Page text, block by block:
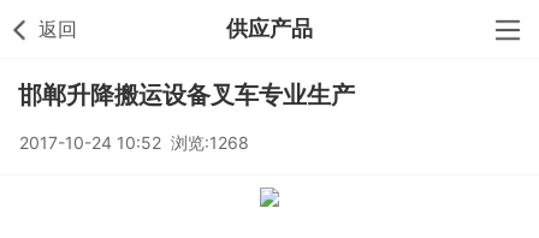
返回 供应产品
邯郸升降搬运设备叉车专业生产
2017-10-24 10:52 浏览:1268